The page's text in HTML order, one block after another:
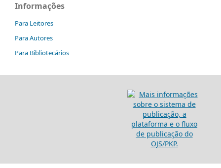
Informações
Para Leitores
Para Autores
Para Bibliotecários